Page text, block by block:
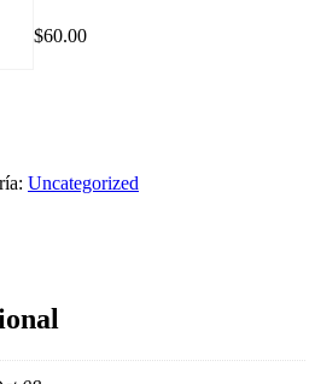
$60.00
Uncategorized